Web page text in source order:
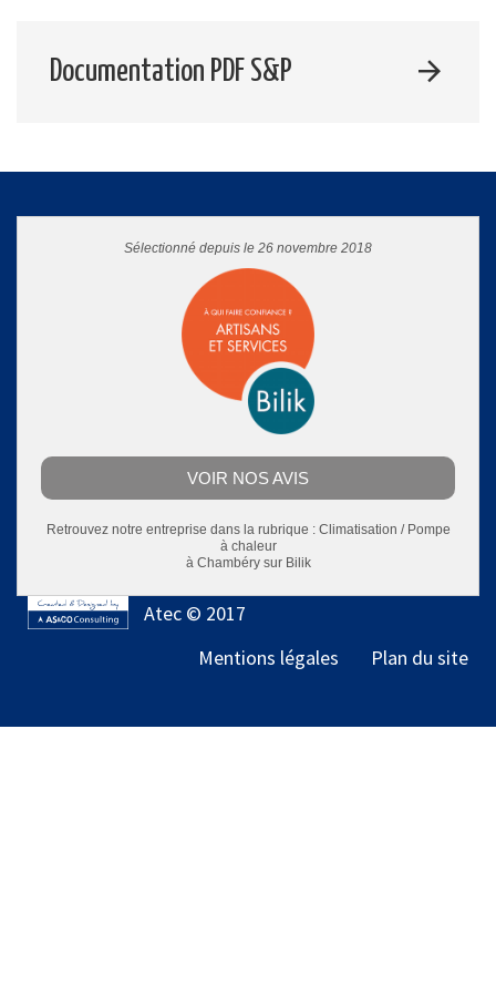
Documentation PDF S&P
Sélectionné depuis le 26 novembre 2018
VOIR NOS AVIS
Retrouvez notre entreprise dans la rubrique : Climatisation / Pompe
à chaleur
à Chambérysur Bilik
Atec © 2017
Mentions légales
Plan du site